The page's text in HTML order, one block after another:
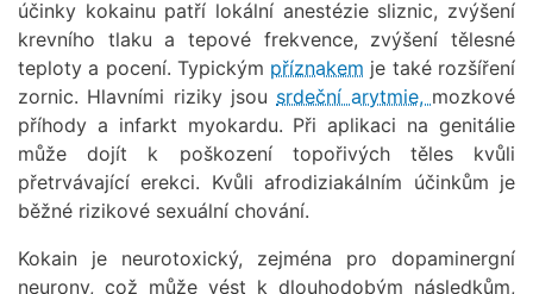
účinky kokainu patří lokální anestézie sliznic, zvýšení
krevního tlaku a tepové frekvence, zvýšení tělesné
teploty a pocení. Typickým příznakem je také rozšíření
zornic. Hlavními riziky jsou srdeční arytmie, mozkové
příhody a infarkt myokardu. Při aplikaci na genitálie
může dojít k poškození topořivých těles kvůli
přetrvávající erekci. Kvůli afrodiziakálním účinkům je
běžné rizikové sexuální chování.
Kokain je neurotoxický, zejména pro dopaminergní
neurony, což může vést k dlouhodobým následkům,